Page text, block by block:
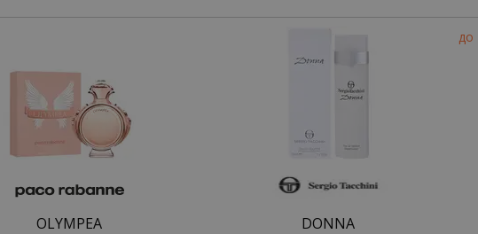
OLYMPEA DONNA
до